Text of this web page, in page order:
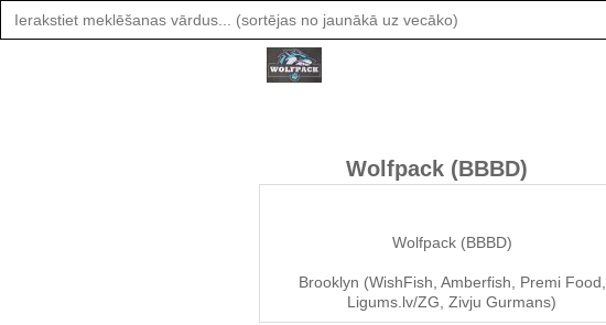
Search
for:
Wolfpack (BBBD)
Wolfpack (BBBD)
Brooklyn (WishFish, Amberfish, Premi Food,
Ligums.lv/ZG, Zivju Gurmans)